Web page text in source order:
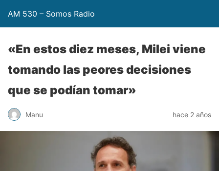
AM 530 – Somos Radio
«En estos diez meses, Milei viene
tomando las peores decisiones
que se podían tomar»
Manu hace 2 años